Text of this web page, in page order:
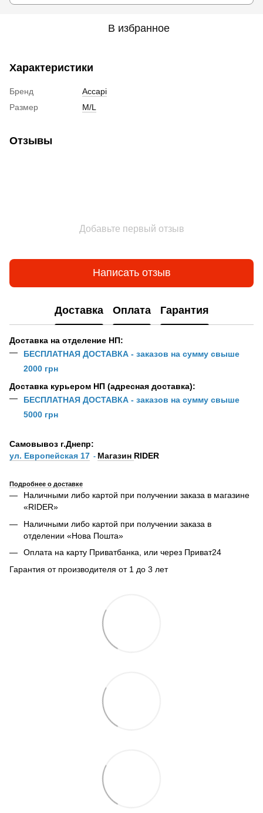
В избранное
Характеристики
Бренд
Accapi
Размер
M/L
Отзывы
Добавьте первый отзыв
Написать отзыв
Доставка Оплата Гарантия
Доставка на отделение НП:
БЕСПЛАТНАЯ ДОСТАВКА - заказов на сумму свыше
2000 грн
Доставка курьером НП (адресная доставка):
БЕСПЛАТНАЯ ДОСТАВКА - заказов на сумму свыше
5000 грн
Самовывоз г.Днепр:
ул. Европейская 17 - Магазин RIDER
Подробнее о доставке
Наличными либо картой при получении заказа в магазине
«RIDER»
Наличными либо картой при получении заказа в
отделении «Нова Пошта»
Оплата на карту Приватбанка, или через Приват24
Гарантия от производителя от 1 до 3 лет